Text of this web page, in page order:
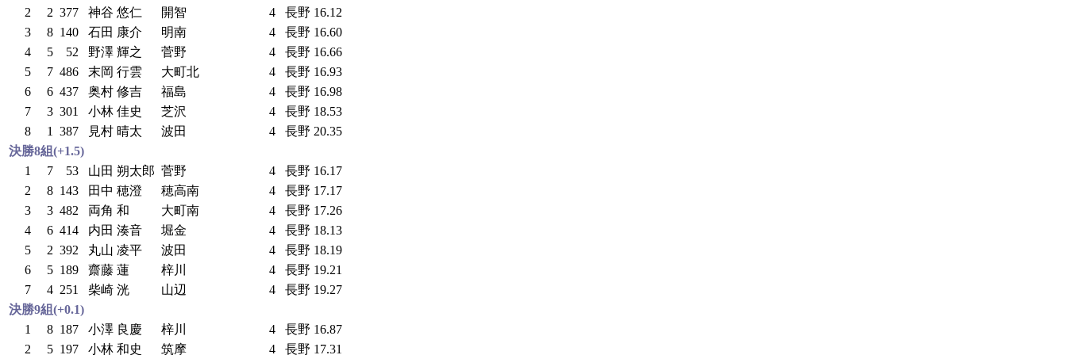
2 2 377 神谷 悠仁 開智 4 長野 16.12
3
8 140 石田 康介 明南 4 長野 16.60
4
5 52 野澤 輝之 菅野 4 長野 16.66
5
7 486 末岡 行雲 大町北 4 長野 16.93
6
6 437 奥村 修吉 福島 4 長野 16.98
7
3 301 小林 佳史 芝沢 4 長野 18.53
8
1 387 見村 晴太 波田 4 長野 20.35
決勝8組(+1.5)
1
7 53 山田 朔太郎 菅野 4 長野 16.17
2
8 143 田中 穂澄 穂高南 4 長野 17.17
3
3 482 両角 和 大町南 4 長野 17.26
4
6 414 内田 湊音 堀金 4 長野 18.13
5
2 392 丸山 凌平 波田 4 長野 18.19
6
5 189 齋藤 蓮 梓川 4 長野 19.21
7
4 251 柴崎 洸 山辺 4 長野 19.27
決勝9組(+0.1)
1
8 187 小澤 良慶 梓川 4 長野 16.87
2
5 197 小林 和史 筑摩 4 長野 17.31